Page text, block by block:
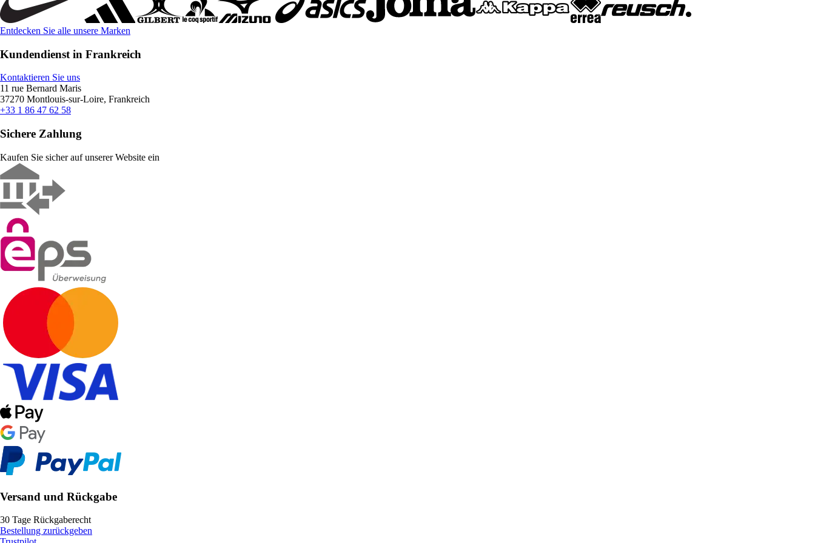
Entdecken Sie alle unsere Marken
Kundendienst in Frankreich
Kontaktieren Sie uns
11 rue Bernard Maris
37270 Montlouis-sur-Loire, Frankreich
+33 1 86 47 62 58
Sichere Zahlung
Kaufen Sie sicher auf unserer Website ein
Versand und Rückgabe
30 Tage Rückgaberecht
Bestellung zurückgeben